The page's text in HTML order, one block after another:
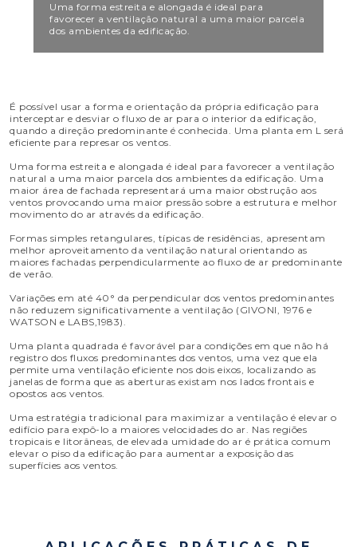
Uma forma estreita e alongada é ideal para
favorecer a ventilação natural a uma maior parcela
dos ambientes da edificação.
É possível usar a forma e orientação da própria edificação para
interceptar e desviar o fluxo de ar para o interior da edificação,
quando a direção predominante é conhecida. Uma planta em L será
eficiente para represar os ventos.
Uma forma estreita e alongada é ideal para favorecer a ventilação
natural a uma maior parcela dos ambientes da edificação. Uma
maior área de fachada representará uma maior obstrução aos
ventos provocando uma maior pressão sobre a estrutura e melhor
movimento do ar através da edificação.
Formas simples retangulares, típicas de residências, apresentam
melhor aproveitamento da ventilação natural orientando as
maiores fachadas perpendicularmente ao fluxo de ar predominante
de verão.
Variações em até 40° da perpendicular dos ventos predominantes
não reduzem significativamente a ventilação (GIVONI, 1976 e
WATSON e LABS,1983).
Uma planta quadrada é favorável para condições em que não há
registro dos fluxos predominantes dos ventos, uma vez que ela
permite uma ventilação eficiente nos dois eixos, localizando as
janelas de forma que as aberturas existam nos lados frontais e
opostos aos ventos.
Uma estratégia tradicional para maximizar a ventilação é elevar o
edifício para expô-lo a maiores velocidades do ar. Nas regiões
tropicais e litorâneas, de elevada umidade do ar é prática comum
elevar o piso da edificação para aumentar a exposição das
superfícies aos ventos.